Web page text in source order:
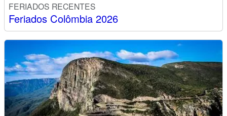
FERIADOS RECENTES
Feriados Colômbia 2026